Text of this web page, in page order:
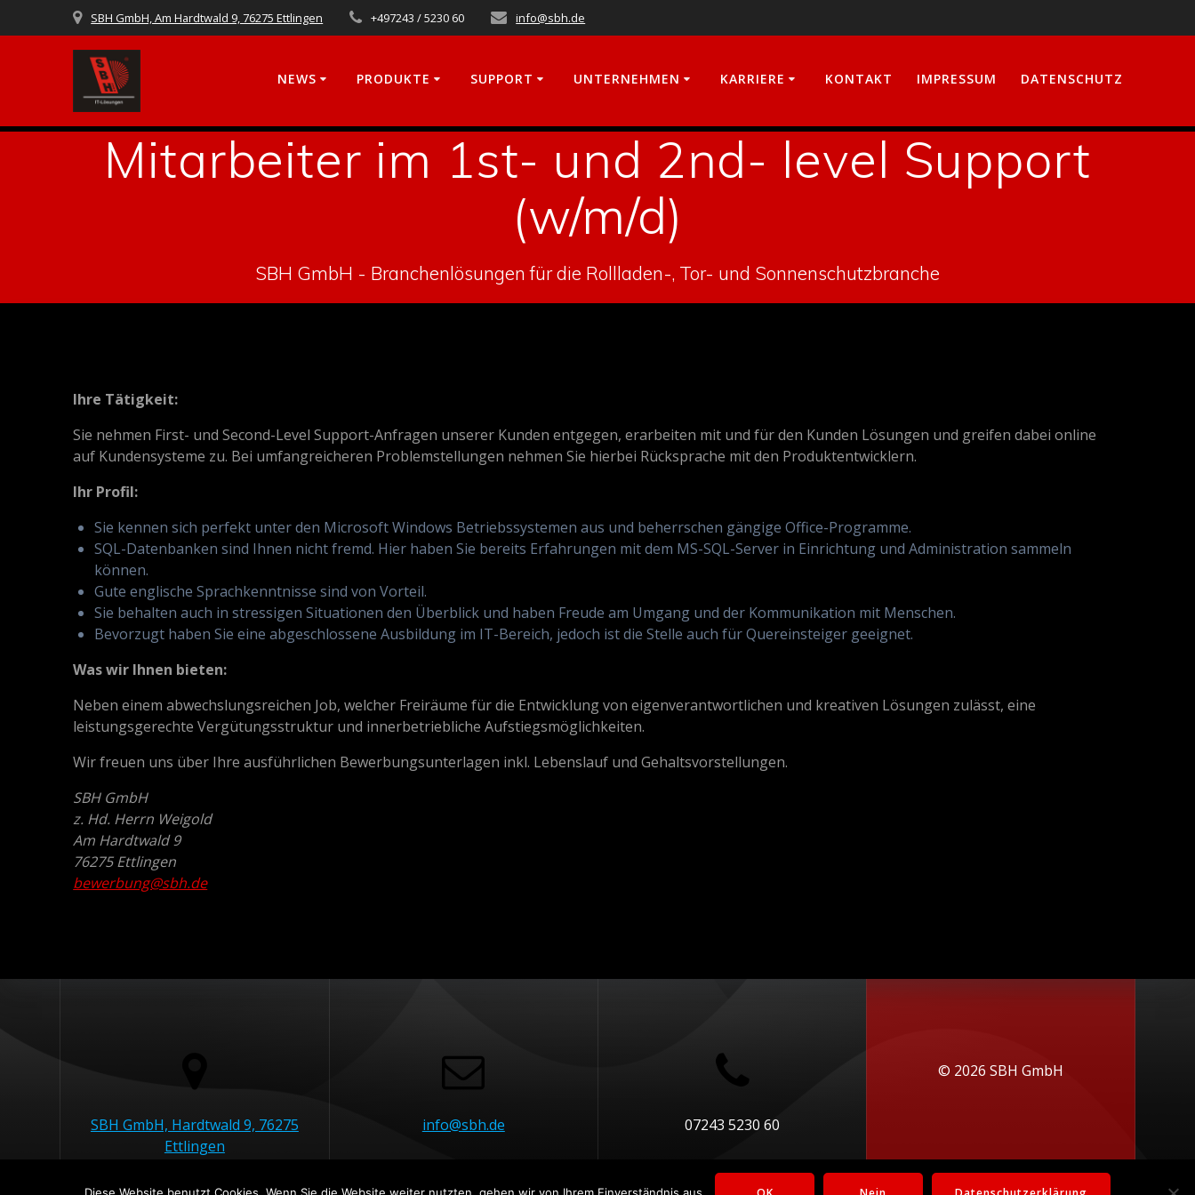
to
SBH GmbH, Am Hardtwald 9, 76275 Ettlingen +497243 / 5230 60 info@sbh.de
NEWS PRODUKTE SUPPORT UNTERNEHMEN KARRIERE KONTAKT IMPRESSUM DATENSCHUTZ
Mitarbeiter im 1st- und 2nd- level Support
(w/m/d)
SBH GmbH - Branchenlösungen für die Rollladen-, Tor- und Sonnenschutzbranche
Ihre Tätigkeit:
Sie nehmen First- und Second-Level Support-Anfragen unserer Kunden entgegen, erarbeiten mit und für den Kunden Lösungen und greifen dabei online
auf Kundensysteme zu. Bei umfangreicheren Problemstellungen nehmen Sie hierbei Rücksprache mit den Produktentwicklern.
Ihr Profil:
Sie kennen sich perfekt unter den Microsoft Windows Betriebssystemen aus und beherrschen gängige Office-Programme.
SQL-Datenbanken sind Ihnen nicht fremd. Hier haben Sie bereits Erfahrungen mit dem MS-SQL-Server in Einrichtung und Administration sammeln
können.
Gute englische Sprachkenntnisse sind von Vorteil.
Sie behalten auch in stressigen Situationen den Überblick und haben Freude am Umgang und der Kommunikation mit Menschen.
Bevorzugt haben Sie eine abgeschlossene Ausbildung im IT-Bereich, jedoch ist die Stelle auch für Quereinsteiger geeignet.
Was wir Ihnen bieten:
Neben einem abwechslungsreichen Job, welcher Freiräume für die Entwicklung von eigenverantwortlichen und kreativen Lösungen zulässt, eine
leistungsgerechte Vergütungsstruktur und innerbetriebliche Aufstiegsmöglichkeiten.
Wir freuen uns über Ihre ausführlichen Bewerbungsunterlagen inkl. Lebenslauf und Gehaltsvorstellungen.
SBH GmbH
z. Hd. Herrn Weigold
Am Hardtwald 9
76275 Ettlingen
bewerbung@sbh.de
SBH GmbH, Hardtwald 9, 76275
Ettlingen
info@sbh.de 07243 5230 60
© 2026 SBH GmbH
Diese Website benutzt Cookies. Wenn Sie die Website weiter nutzten, gehen wir von Ihrem Einverständnis aus.